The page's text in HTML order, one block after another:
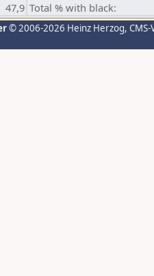
47,9 Total % with black:
© 2006-2026 Heinz Herzog,